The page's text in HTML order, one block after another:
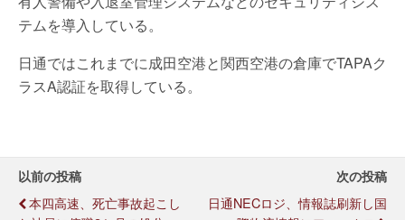
テムを導入している。
日通ではこれまでに成田空港と関西空港の倉庫でTAPAク
ラスA認証を取得している。
以前の投稿
本四高速、死亡事故起こし
次の投稿
日通NECロジ、情報誌刷新し国